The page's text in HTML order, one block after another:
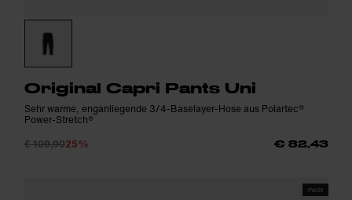
Original Capri Pants Uni
Sehr warme, enganliegende 3/4-Baselayer-Hose aus Polartec®
Power-Stretch®
€ 109,9025% € 82,43
FW25